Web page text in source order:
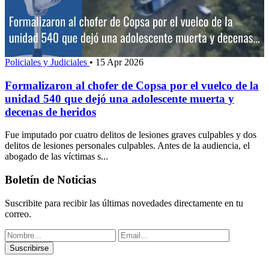
Policiales y Judiciales • 15 Apr 2026
Formalizaron al chofer de Copsa por el vuelco de la
unidad 540 que dejó una adolescente muerta y
decenas de heridos
Fue imputado por cuatro delitos de lesiones graves culpables y dos
delitos de lesiones personales culpables. Antes de la audiencia, el
abogado de las víctimas s...
Boletín de Noticias
Suscribite para recibir las últimas novedades directamente en tu
correo.
Suscribirse